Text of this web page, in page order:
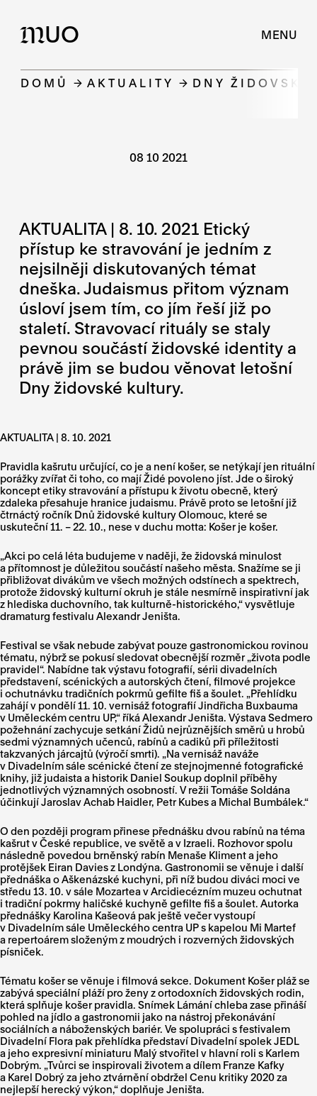
MUO MENU
DOMŮ AKTUALITY DNY
08 10 2021
AKTUALITA | 8. 10. 2021 Etický
přístup ke stravování je jedním z
nejsilněji diskutovaných témat
dneška. Judaismus přitom význam
úsloví jsem tím, co jím řeší již po
staletí. Stravovací rituály se staly
pevnou součástí židovské identity a
právě jim se budou věnovat letošní
Dny židovské kultury.
AKTUALITA | 8. 10. 2021
Pravidla kašrutu určující, co je a není košer, se netýkají jen rituální
porážky zvířat či toho, co mají Židé povoleno jíst. Jde o široký
koncept etiky stravování a přístupu k životu obecně, který
zdaleka přesahuje hranice judaismu. Právě proto se letošní již
čtrnáctý ročník Dnů židovské kultury Olomouc, které se
uskuteční 11. – 22. 10., nese v duchu motta: Košer je košer.
„Akci po celá léta budujeme v naději, že židovská minulost
a přítomnost je důležitou součástí našeho města. Snažíme se ji
přibližovat divákům ve všech možných odstínech a spektrech,
protože židovský kulturní okruh je stále nesmírně inspirativní jak
z hlediska duchovního, tak kulturně-historického,“ vysvětluje
dramaturg festivalu Alexandr Jeništa.
Festival se však nebude zabývat pouze gastronomickou rovinou
tématu, nýbrž se pokusí sledovat obecnější rozměr „života podle
pravidel“. Nabídne tak výstavu fotografií, sérii divadelních
představení, scénických a autorských čtení, filmové projekce
i ochutnávku tradičních pokrmů gefilte fiš a šoulet. „Přehlídku
zahájí v pondělí 11. 10. vernisáž fotografií Jindřicha Buxbauma
v Uměleckém centru UP,“ říká Alexandr Jeništa. Výstava Sedmero
požehnání zachycuje setkání Židů nejrůznějších směrů u hrobů
sedmi významných učenců, rabínů a cadiků při příležitosti
takzvaných járcajtů (výročí smrti). „Na vernisáž naváže
v Divadelním sále scénické čtení ze stejnojmenné fotografické
knihy, již judaista a historik Daniel Soukup doplnil příběhy
jednotlivých významných osobností. V režii Tomáše Soldána
účinkují Jaroslav Achab Haidler, Petr Kubes a Michal Bumbálek.“
O den později program přinese přednášku dvou rabínů na téma
kašrut v České republice, ve světě a v Izraeli. Rozhovor spolu
následně povedou brněnský rabín Menaše Kliment a jeho
protějšek Eiran Davies z Londýna. Gastronomii se věnuje i další
přednáška o Aškenázské kuchyni, při níž budou diváci moci ve
středu 13. 10. v sále Mozartea v Arcidiecézním muzeu ochutnat
i tradiční pokrmy haličské kuchyně gefilte fiš a šoulet. Autorka
přednášky Karolina Kašeová pak ještě večer vystoupí
v Divadelním sále Uměleckého centra UP s kapelou Mi Martef
a repertoárem složeným z moudrých i rozverných židovských
písniček.
Tématu košer se věnuje i filmová sekce. Dokument Košer pláž se
zabývá speciální pláží pro ženy z ortodoxních židovských rodin,
která splňuje košer pravidla. Snímek Lámání chleba zase přináší
pohled na jídlo a gastronomii jako na nástroj překonávání
sociálních a náboženských bariér. Ve spolupráci s festivalem
Divadelní Flora pak přehlídka představí Divadelní spolek JEDL
a jeho expresivní miniaturu Malý stvořitel v hlavní roli s Karlem
Dobrým. „Tvůrci se inspirovali životem a dílem Franze Kafky
a Karel Dobrý za jeho ztvárnění obdržel Cenu kritiky 2020 za
nejlepší herecký výkon,“ doplňuje Jeništa.